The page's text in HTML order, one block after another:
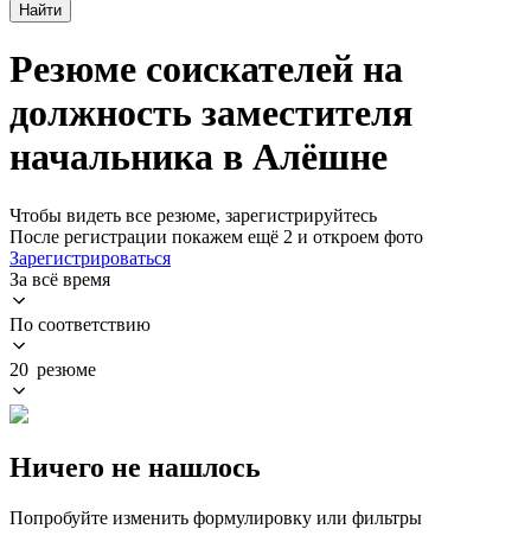
Найти
Резюме соискателей на
должность заместителя
начальника в Алёшне
Чтобы видеть все резюме, зарегистрируйтесь
После регистрации покажем ещё 2 и откроем фото
Зарегистрироваться
За всё время
По соответствию
20 резюме
Ничего не нашлось
Попробуйте изменить формулировку или фильтры